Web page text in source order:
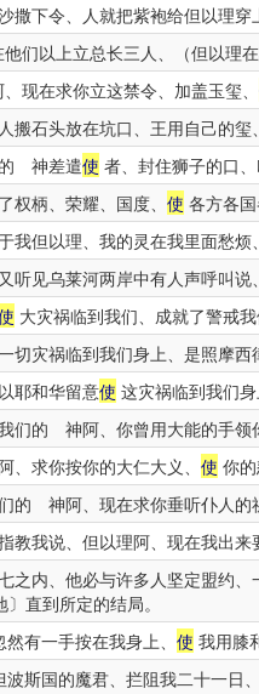
撒下令、人就把紫袍给但以理
他们以上立总长三人、（但以理在
现在求你立这禁令、加盖玉玺、
搬石头放在坑口、王用自己的玺
神差遣使 者、封住狮子的口
权柄、荣耀、国度、 使 各方各
我但以理、我的灵在我里面愁烦
听见乌莱河两岸中有人声呼叫说
大灾祸临到我们、成就了警戒
切灾祸临到我们身上、是照摩
耶和华留意使 这灾祸临到我们
们的 神阿、你曾用大能的手领
、求你按你的大仁大义、 使 你
的 神阿、现在求你垂听仆人的
教我说、但以理阿、现在我出来
之内、他必与许多人坚定盟约、
〕直到所定的结局。
然有一手按在我身上、 使 我用膝
波斯国的魔君、拦阻我二十一日